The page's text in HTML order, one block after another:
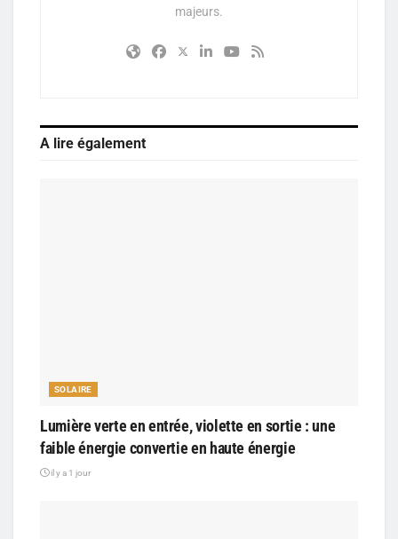
majeurs.
A lire également
SOLAIRE
Lumière verte en entrée, violette en sortie : une
faible énergie convertie en haute énergie
il y a 1 jour